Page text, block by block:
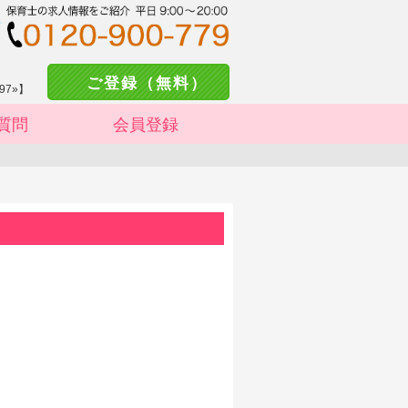
】 ご登録（無料）
問 会員登録